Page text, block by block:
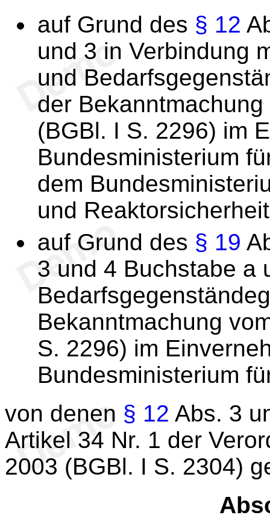
auf Grund des § 12
und 3 in Verbindung
und
der
(BGBl. I S. 2296) im
Bundesministerium
dem
und
auf Grund des § 19
3 und 4 Buchstabe a
Bekanntmachung
S. 2296) im
Bundesministerium
von denen § 12 Abs. 3
Artikel 34 Nr. 1 der
2003 (BGBl. I S. 2304)